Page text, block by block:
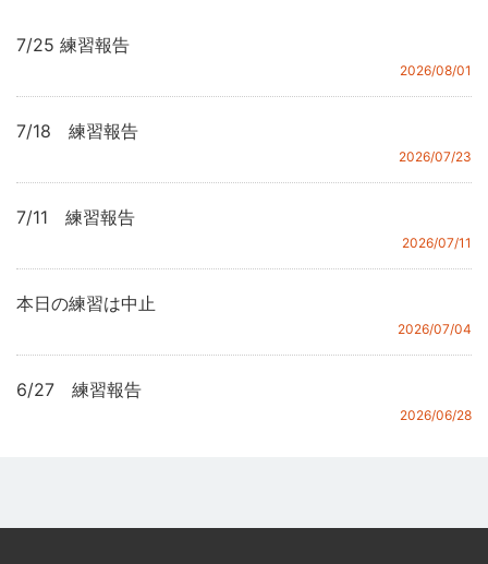
7/25 練習報告
2026/08/01
7/18 練習報告
2026/07/23
7/11 練習報告
2026/07/11
本日の練習は中止
2026/07/04
6/27 練習報告
2026/06/28